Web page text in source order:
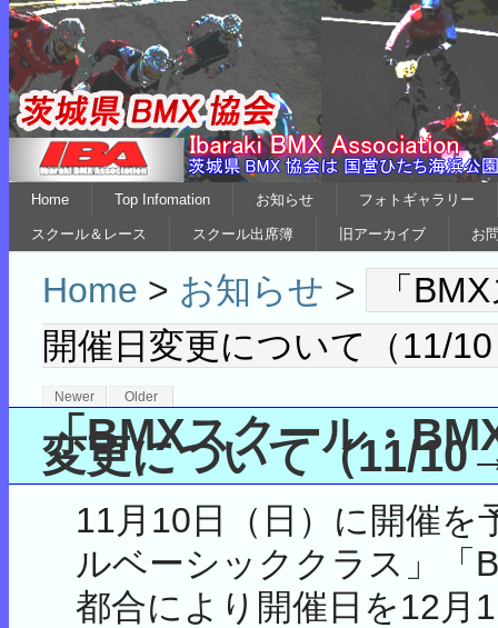
Home Top Infomation お知らせ フォトギャラリー
スクール＆レース スクール出席簿 旧アーカイブ お
Home > お知らせ >
「
開催日変更について（11/
Newer Older
「BMXスクール・
変更について（11/
11月10日（日）に開催
ルベーシッククラス」「
都合により開催日を12月